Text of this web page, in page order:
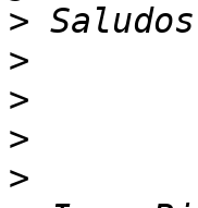
>
>
>
>
>